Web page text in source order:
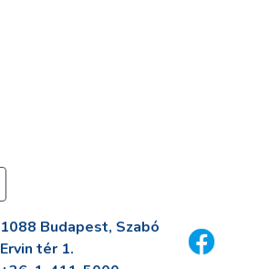
1088 Budapest, Szabó
Ervin tér 1.